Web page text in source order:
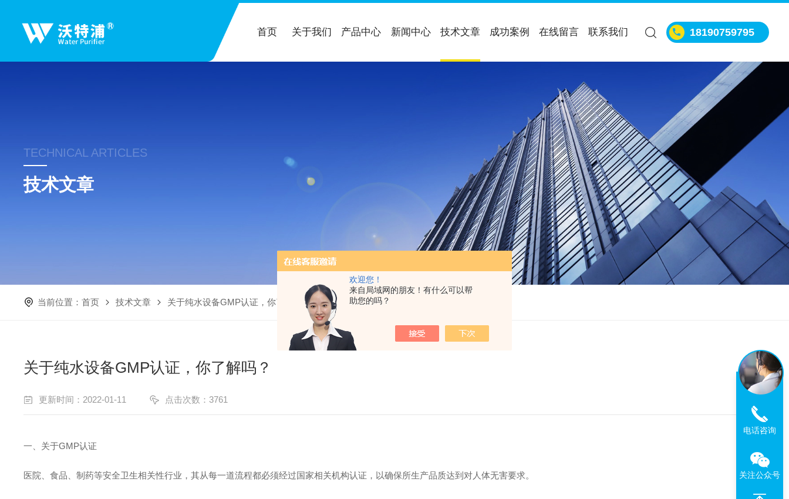
欢迎您！
来自局域网的朋友！有什么可以帮
助您的吗？
18190759795
首页 关于我们 产品中心 新闻中心 技术文章 成功案例 在线留言 联系我们
TECHNICAL ARTICLES
技术文章
当前位置：首页 技术文章 关于纯水设备GMP认证，你了解吗？
关于纯水设备GMP认证，你了解吗？
更新时间：2022-01-11 点击次数：3761
一、关于GMP认证
医院、食品、制药等安全卫生相关性行业，其从每一道流程都必须经过国家相关机构认证，以确保所生产品质达到对人体无害要求。
电话咨询
关注公众号